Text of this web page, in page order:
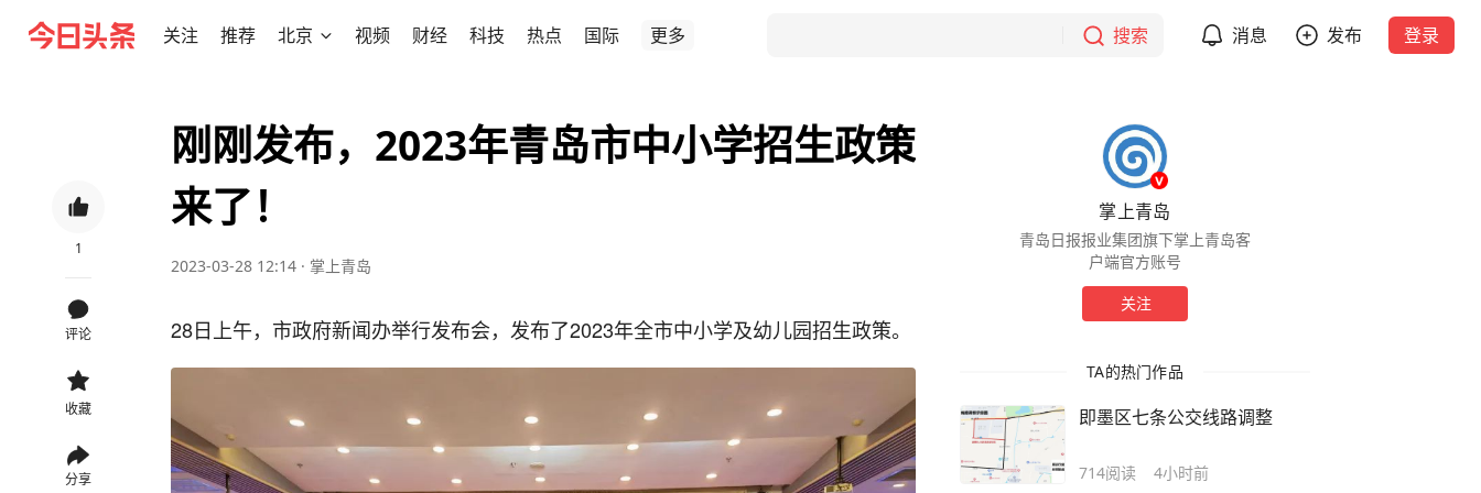
关注 推荐 北京 视频 财经 科技 热点 国际 更多 搜索 消息 发布 登录
1
评论
收藏
分享
刚刚发布，2023年青岛市中小学招生政策
来了！
2023-03-28 12:14 · 掌上青岛
28日上午，市政府新闻办举行发布会，发布了2023年全市中小学及幼儿园招生政策。
掌上青岛
青岛日报报业集团旗下掌上青岛客
户端官方账号
关注
TA的热门作品
即墨区七条公交线路调整
714阅读 4小时前